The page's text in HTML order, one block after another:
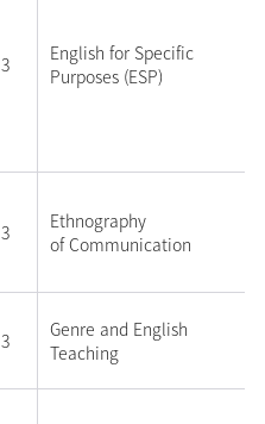
3
English for Specific
Purposes (ESP)
3
Ethnography
of Communication
3
Genre and English
Teaching